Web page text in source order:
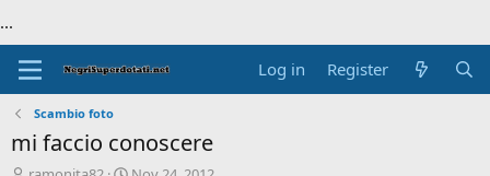
...
Log in Register
Scambio foto
mi faccio conoscere